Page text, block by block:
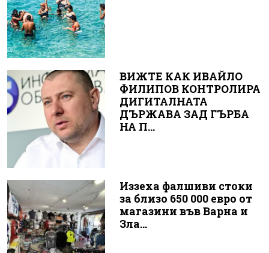
ВИЖТЕ КАК ИВАЙЛО
ФИЛИПОВ КОНТРОЛИРА
ДИГИТАЛНАТА
ДЪРЖАВА ЗАД ГЪРБА
НА П...
Иззеха фалшиви стоки
за близо 650 000 евро от
магазини във Варна и
Зла...